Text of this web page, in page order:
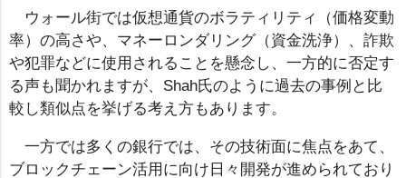
ウォール街では仮想通貨のボラティリティ（価格変動
率）の高さや、マネーロンダリング（資金洗浄）、詐欺
や犯罪などに使用されることを懸念し、一方的に否定す
る声も聞かれますが、Shah氏のように過去の事例と比
較し類似点を挙げる考え方もあります。
一方では多くの銀行では、その技術面に焦点をあて、
ブロックチェーン活用に向け日々開発が進められており